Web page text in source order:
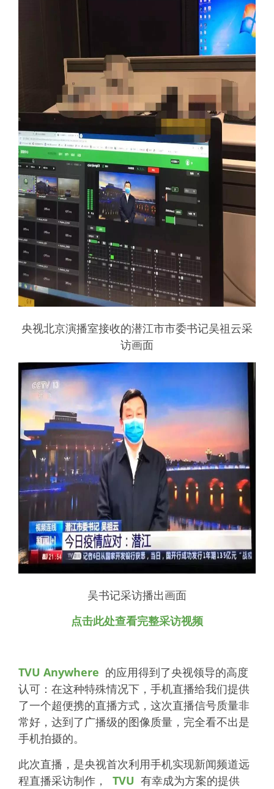
央视北京演播室接收的潜江市市委书记吴祖云采
访画面
吴书记采访播出画面
点击此处查看完整采访视频
TVU Anywhere 的应用得到了央视领导的高度
认可：在这种特殊情况下，手机直播给我们提供
了一个超便携的直播方式，这次直播信号质量非
常好，达到了广播级的图像质量，完全看不出是
手机拍摄的。
此次直播，是央视首次利用手机实现新闻频道远
程直播采访制作， TVU 有幸成为方案的提供